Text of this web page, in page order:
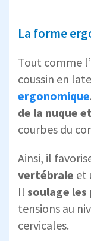
La forme
Tout comme l’
coussin en
ergonomique
de la nuque
courbes du
Ainsi, il
vertébrale et
Il soulage les
tensions au
cervicales.